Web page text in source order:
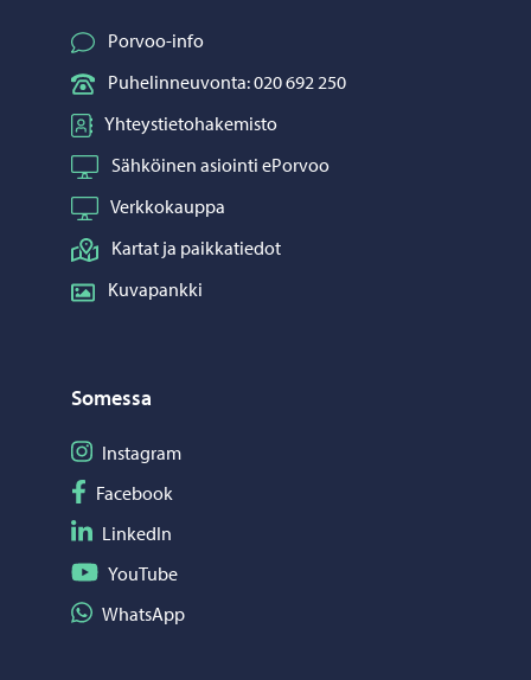
Porvoo-info
Puhelinneuvonta: 020 692 250
Yhteystietohakemisto
Sähköinen asiointi ePorvoo
Verkkokauppa
Kartat ja paikkatiedot
Kuvapankki
Somessa
Seuraa Instagram
Instagram
Seuraa Facebook
Facebook
Seuraa LinkedIn
LinkedIn
Seuraa YouTube
YouTube
Jaa WhatsApp
WhatsApp